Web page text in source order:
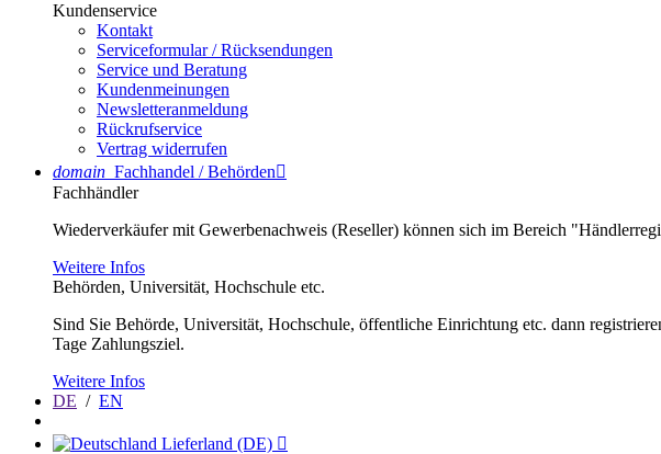
Kundenservice
Kontakt
Serviceformular / Rücksendungen
Service und Beratung
Kundenmeinungen
Newsletteranmeldung
Rückrufservice
Vertrag widerrufen
domain Fachhandel / Behörden
Fachhändler
Wiederverkäufer mit Gewerbenachweis (Reseller) können sich im Bereich
Weitere Infos
Behörden, Universität, Hochschule etc.
Sind Sie Behörde, Universität, Hochschule, öffentliche Einrichtung etc. dann
Tage Zahlungsziel.
Weitere Infos
DE / EN
Lieferland (DE) 